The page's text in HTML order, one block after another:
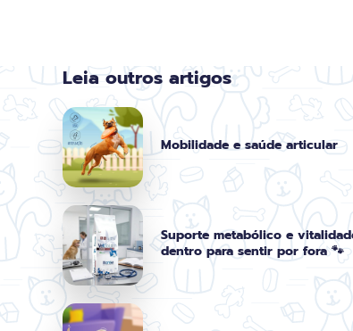
Leia outros artigos
Mobilidade e saúde articular
Suporte metabólico e
dentro para sentir por fora 🐾